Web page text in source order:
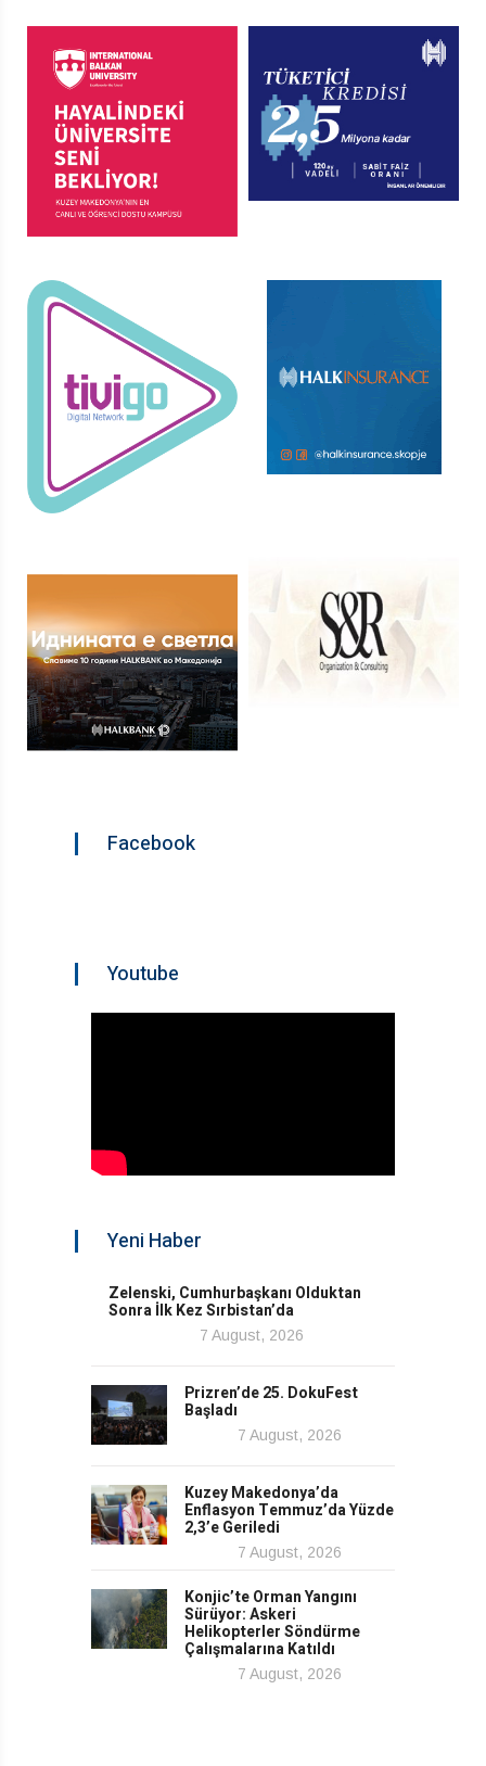
Facebook
Youtube
Yeni Haber
Zelenski, Cumhurbaşkanı Olduktan
Sonra İlk Kez Sırbistan’da
7 August, 2026
Prizren’de 25. DokuFest
Başladı
7 August, 2026
Kuzey Makedonya’da
Enflasyon Temmuz’da Yüzde
2,3’e Geriledi
7 August, 2026
Konjic’te Orman Yangını
Sürüyor: Askeri
Helikopterler Söndürme
Çalışmalarına Katıldı
7 August, 2026